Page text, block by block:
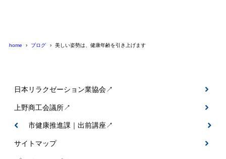
home ブログ 美しい姿勢は、健康年齢を引き上げます
日本リラクゼーション業協会↗
上野商工会議所↗
伊賀市健康推進課｜出前講座↗
サイトマップ